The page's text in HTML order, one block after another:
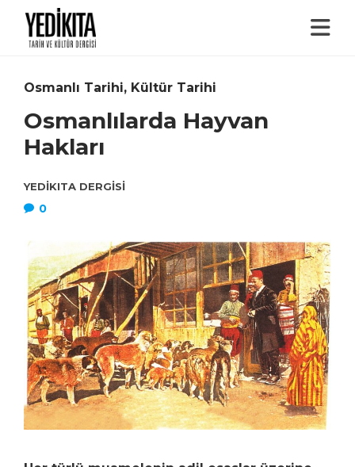
Osmanlı Tarihi, Kültür Tarihi
Osmanlılarda Hayvan
Hakları
YEDIKITA DERGISI
0